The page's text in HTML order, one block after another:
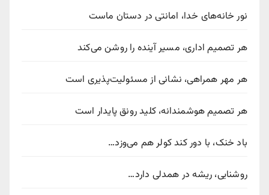
نور خانه‌های خدا، امانتی در دستان ماست
هر تصمیم اداری، مسیر آینده را روشن می‌کند
هر مهر همراهی، نشانی از مسئولیت‌پذیری است
هر تصمیم هوشمندانه، کلید رونق پایدار است
باد خنک، با دور کند کولر هم می‌وزد…
روشنایی، ریشه در همدلی دارد…